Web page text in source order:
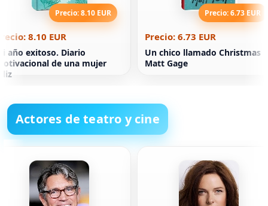
Precio: 8.10 EUR
8.10 EUR
año exitoso. Diario
de una mujer
Precio: 6.73 EUR
Precio: 6.73 EUR
Un chico llamado Christmas
Matt Gage
Actores de teatro y cine